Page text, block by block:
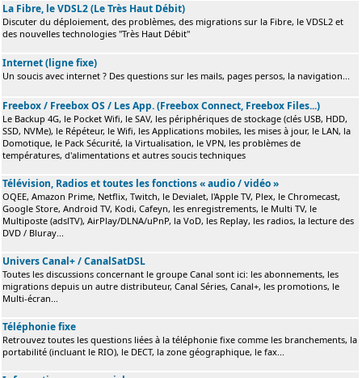
La Fibre, le VDSL2 (Le Très Haut Débit)
Discuter du déploiement, des problèmes, des migrations sur la Fibre, le VDSL2 et
des nouvelles technologies "Très Haut Débit"
Internet (ligne fixe)
Un soucis avec internet ? Des questions sur les mails, pages persos, la navigation...
Freebox / Freebox OS / Les App. (Freebox Connect, Freebox Files...)
Le Backup 4G, le Pocket Wifi, le SAV, les périphériques de stockage (clés USB, HDD,
SSD, NVMe), le Répéteur, le Wifi, les Applications mobiles, les mises à jour, le LAN, la
Domotique, le Pack Sécurité, la Virtualisation, le VPN, les problèmes de
températures, d'alimentations et autres soucis techniques
Télévision, Radios et toutes les fonctions « audio / vidéo »
OQEE, Amazon Prime, Netflix, Twitch, le Devialet, l'Apple TV, Plex, le Chromecast,
Google Store, Android TV, Kodi, Cafeyn, les enregistrements, le Multi TV, le
Multiposte (adslTV), AirPlay/DLNA/uPnP, la VoD, les Replay, les radios, la lecture des
DVD / Bluray...
Univers Canal+ / CanalSatDSL
Toutes les discussions concernant le groupe Canal sont ici: les abonnements, les
migrations depuis un autre distributeur, Canal Séries, Canal+, les promotions, le
Multi-écran...
Téléphonie fixe
Retrouvez toutes les questions liées à la téléphonie fixe comme les branchements, la
portabilité (incluant le RIO), le DECT, la zone géographique, le fax...